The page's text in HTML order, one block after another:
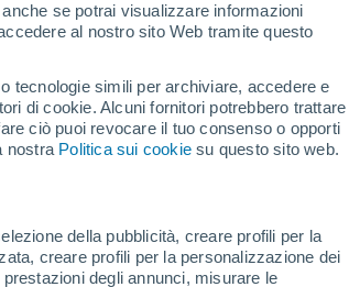
se potrai visualizzare informazioni
al nostro sito Web tramite questo
tecnologie simili per archiviare, accedere e
di cookie. Alcuni fornitori potrebbero trattare
ciò puoi revocare il tuo consenso o opporti
nostra Politica sui cookie su questo sito web.
della pubblicità, creare profili per la
creare profili per la personalizzazione dei
degli annunci, misurare le
neve alla base -
neve nella parte superiore 93 cm
alla base
nella parte superiore Neve compatta